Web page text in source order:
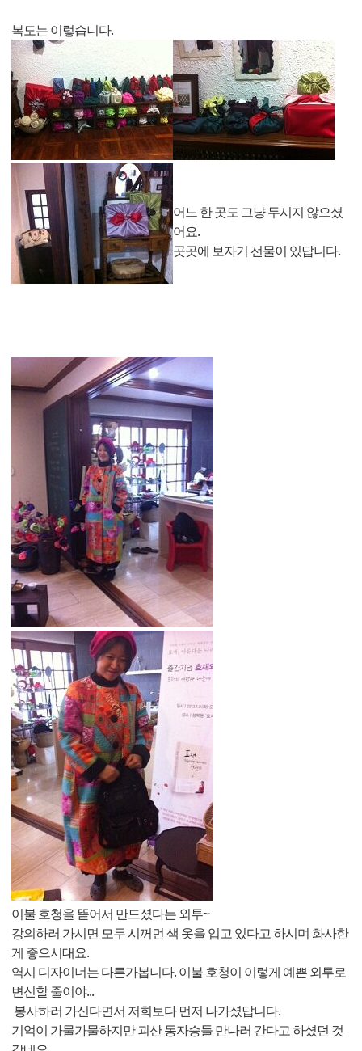
복도는 이렇습니다.
어느 한 곳도 그냥 두시지 않으셨
어요.
곳곳에 보자기 선물이 있답니다.
이불 호청을 뜯어서 만드셨다는 외투~
강의하러 가시면 모두 시꺼먼 색 옷을 입고 있다고 하시며 화사한
게 좋으시대요.
역시 디자이너는 다른가봅니다. 이불 호청이 이렇게 예쁜 외투로
변신할 줄이야...
봉사하러 가신다면서 저희보다 먼저 나가셨답니다.
기억이 가물가물하지만 괴산 동자승들 만나러 간다고 하셨던 것